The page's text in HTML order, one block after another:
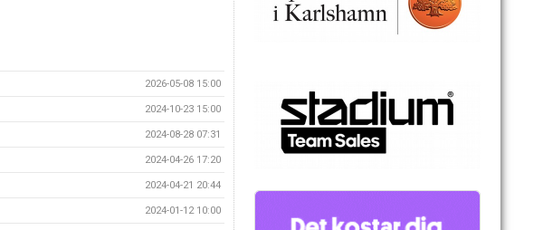
2026-05-08 15:00
2024-10-23 15:00
2024-08-28 07:31
2024-04-26 17:20
2024-04-21 20:44
2024-01-12 10:00